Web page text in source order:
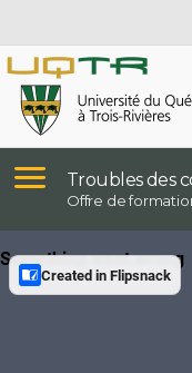
Troubles des
Offre de